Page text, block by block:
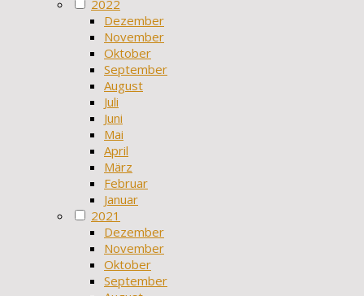
2022
Dezember
November
Oktober
September
August
Juli
Juni
Mai
April
März
Februar
Januar
2021
Dezember
November
Oktober
September